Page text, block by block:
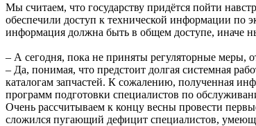
Мы считаем, что государству придётся пойти
обеспечили доступ к технической информации по
информация должна быть в общем доступе, иначе
– А сегодня, пока не приняты регуляторные меры,
– Да, понимая, что предстоит долгая системная
каталогам запчастей. К сожалению, полученная
программ подготовки специалистов по
Очень рассчитываем к концу весны провести
сложился пугающий дефицит специалистов,